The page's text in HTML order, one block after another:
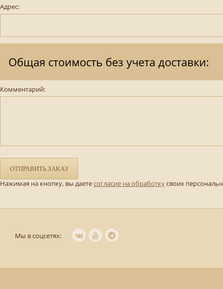
Адрес:
Общая стоимость без учета доставки:
Комментарий:
ОТПРАВИТЬ ЗАКАЗ
Нажимая на кнопку, вы даетесогласие на обработкусвоих
Мы в соцсетях: